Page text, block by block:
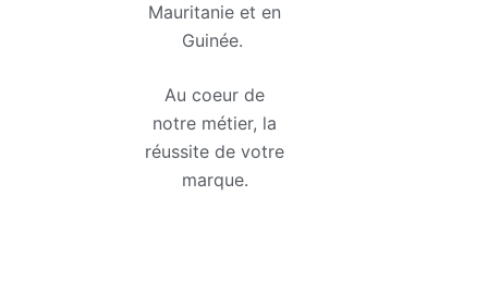
Mauritanie et en
Guinée.
Au coeur de
notre métier, la
réussite de votre
marque.